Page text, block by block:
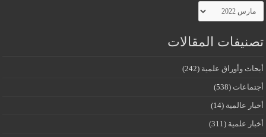
الأرشيف
تصنيفات المقالات
أبحاث وأوراق علمية (242)
أجتماعات (538)
أخبار عالمية (14)
أخبار علمية (311)